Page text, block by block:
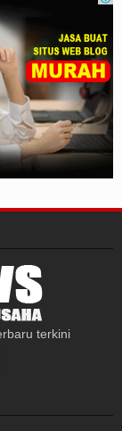
terkini